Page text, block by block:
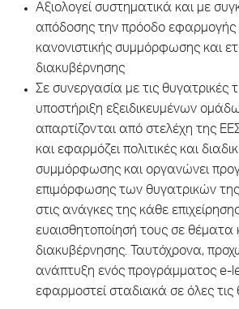
Αξιολογεί συστηματικά και με
απόδοσης την πρόοδο
κανονιστικής συμμόρφωσης και
διακυβέρνησης
Σε συνεργασία με τις θυγατρικές
υποστήριξη εξειδικευμένων
απαρτίζονται από στελέχη της
και εφαρμόζει πολιτικές και
συμμόρφωσης και οργανώνει
επιμόρφωσης των θυγατρικών
στις ανάγκες της κάθε
ευαισθητοποίησή τους σε θέματα
διακυβέρνησης. Ταυτόχρονα,
ανάπτυξη ενός προγράμματος e-
εφαρμοστεί σταδιακά σε όλες τις